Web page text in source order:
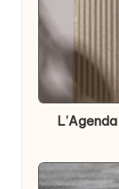
Posted
in